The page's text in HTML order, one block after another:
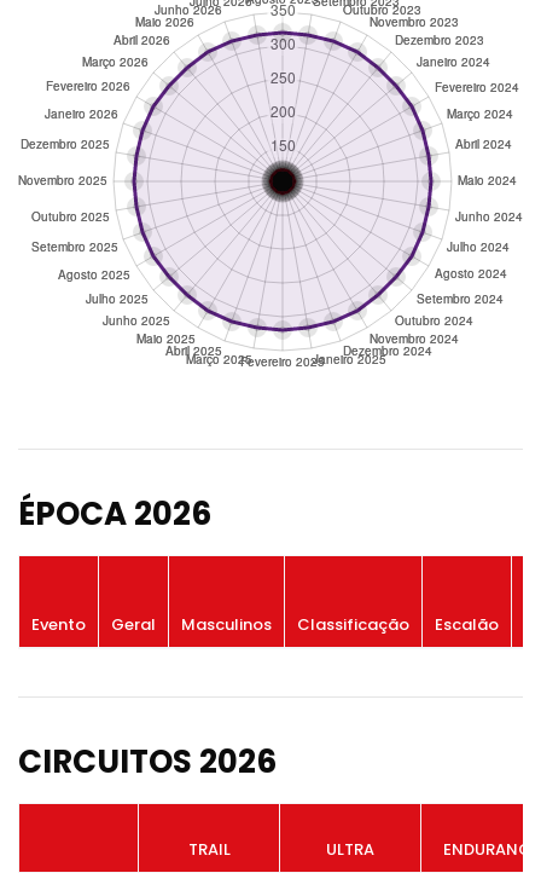
ÉPOCA 2026
Evento Geral Masculinos Classificação Escalão
CIRCUITOS 2026
TRAIL ULTRA ENDURANCE